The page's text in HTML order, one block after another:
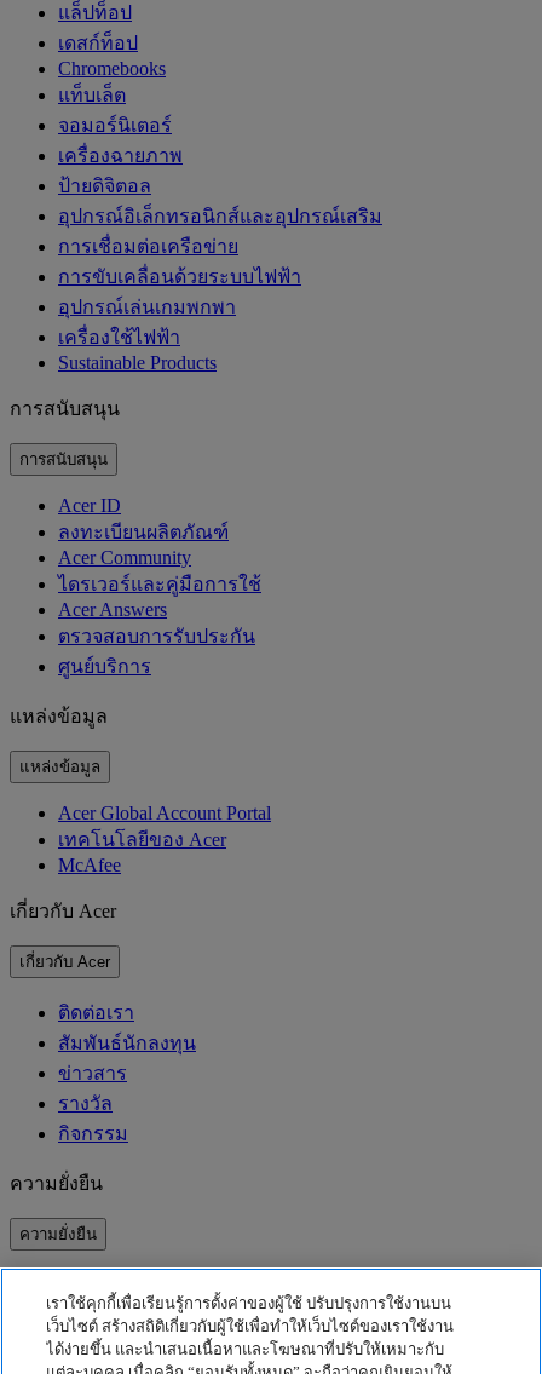
แล็ปท็อป
เดสก์ท็อป
Chromebooks
แท็บเล็ต
จอมอร์นิเตอร์
เครื่องฉายภาพ
ป้ายดิจิตอล
อุปกรณ์อิเล็กทรอนิกส์และอุปกรณ์เสริม
การเชื่อมต่อเครือข่าย
การขับเคลื่อนด้วยระบบไฟฟ้า
อุปกรณ์เล่นเกมพกพา
เครื่องใช้ไฟฟ้า
‌Sustainable Products
การสนับสนุน
การสนับสนุน
Acer ID
ลงทะเบียนผลิตภัณฑ์
Acer Community
ไดรเวอร์และคู่มือการใช้
Acer Answers
ตรวจสอบการรับประกัน
ศูนย์บริการ
แหล่งข้อมูล
แหล่งข้อมูล
Acer Global Account Portal
เทคโนโลยีของ Acer
McAfee
เกี่ยวกับ Acer
เกี่ยวกับ Acer
ติดต่อเรา
สัมพันธ์นักลงทุน
ข่าวสาร
รางวัล
กิจกรรม
ความยั่งยืน
ความยั่งยืน
คาร์บอนฟุตพริ้นท์ของผลิตภัณฑ์
Project Humanity
Earthion
เราใช้คุกกี้เพื่อเรียนรู้การตั้งค่าของผู้ใช้ ปรับปรุงการใช้งานบน
เว็บไซต์ สร้างสถิติเกี่ยวกับผู้ใช้เพื่อทำให้เว็บไซต์ของเราใช้งาน
ได้ง่ายขึ้น และนำเสนอเนื้อหาและโฆษณาที่ปรับให้เหมาะกับ